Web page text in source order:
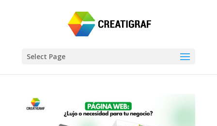
Select Page